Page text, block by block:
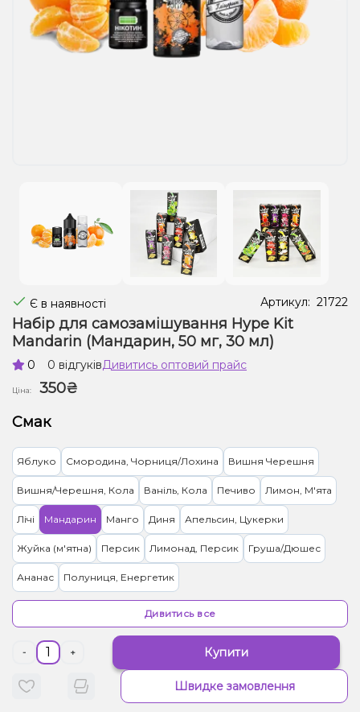
Рідини для електронних сигарет
Є в наявності Артикул: 21722
Набір для самозамішування Hype Kit
Mandarin (Мандарин, 50 мг, 30 мл)
0 0 відгуківДивитись оптовий прайс
Ціна:
350₴
Смак
Яблуко Смородина, Чорниця/Лохина Вишня Черешня
Вишня/Черешня, Кола Ваніль, Кола Печиво Лимон, М'ята
Лічі Мандарин Манго Диня Апельсин, Цукерки
Жуйка (м'ятна) Персик Лимонад, Персик Груша/Дюшес
Ананас Полуниця, Енергетик
Абрикос Гранат Полуниця Кактус, Лайм
Кокос, Манго Морозиво, Чорниця/Лохина
Грейпфрут М'ята Ківі, Полуниця Виноград, Манго
Дивитись все
- + Купити
Швидке замовлення